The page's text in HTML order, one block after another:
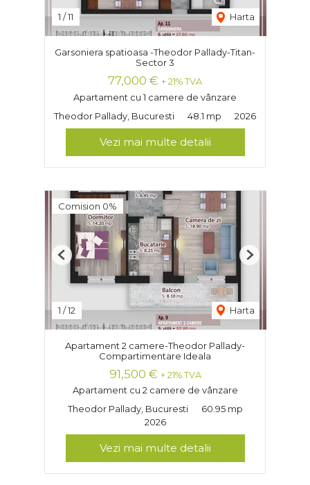
1 /11 Harta
Garsoniera spatioasa -Theodor Pallady-Titan-
Sector 3
77,000 € + 21% TVA
Apartament cu 1 camere de vânzare
Theodor Pallady, Bucuresti
48.1 mp 2026
Vezi mai multe detalii
Comision 0%
1 /12 Harta
Previous Next
Apartament 2 camere-Theodor Pallady-
Compartimentare Ideala
91,500 € + 21% TVA
Apartament cu 2 camere de vânzare
Theodor Pallady, Bucuresti
60.95 mp
2026
Vezi mai multe detalii